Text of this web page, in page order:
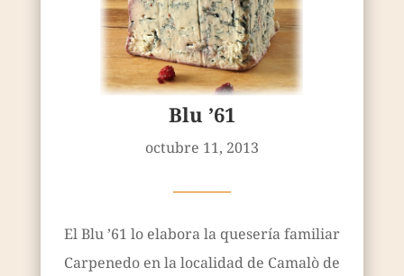
Blu ’61
octubre 11, 2013
————
El Blu ’61 lo elabora la quesería familiar
Carpenedo en la localidad de Camalò de